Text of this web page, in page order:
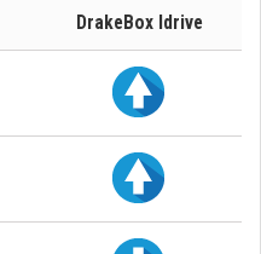
DrakeBox Idrive